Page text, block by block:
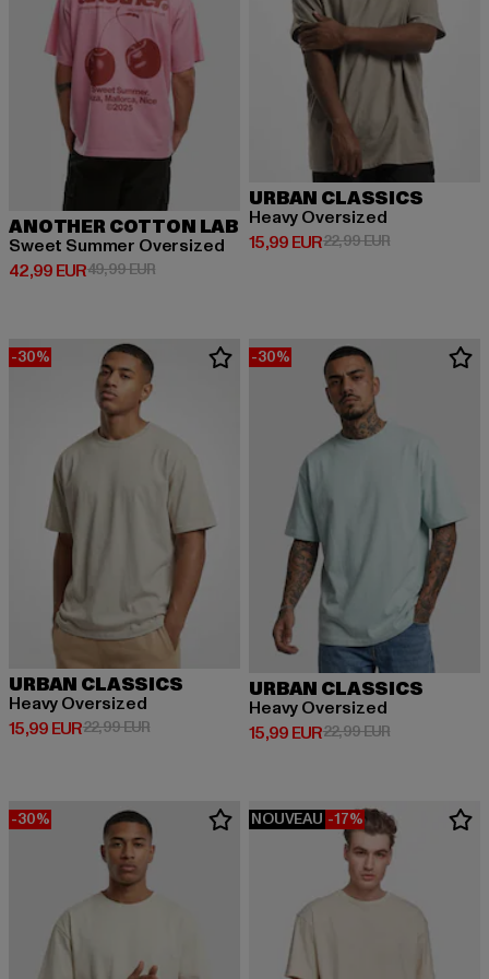
ANOTHER COTTON LAB
Sweet Summer Oversized
42,99 EUR
Prix courant: 42,99 EUR
49,99 EURPrix en promotion: 49,99 EUR
URBAN CLASSICS
Heavy Oversized
15,99 EUR
Prix courant: 15,99 EUR
22,99 EURPrix en
-30%
URBAN CLASSICS
Heavy Oversized
15,99 EUR
Prix courant: 15,99 EUR
22,99 EURPrix en promotion: 22,99 EUR
-30%
URBAN CLASSICS
Heavy Oversized
15,99 EUR
Prix courant: 15,99 EUR
22,99 EURPrix en
-30% NOUVEAU -17%